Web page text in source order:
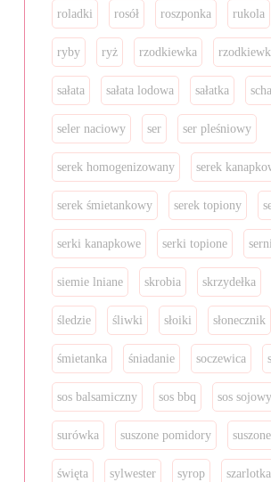
roladki rosół roszponka rukola
ryby ryż rzodkiewka
sałata sałata lodowa sałatka
seler naciowy ser ser pleśniowy
serek homogenizowany serek
serek śmietankowy serek topiony
serki kanapkowe serki topione
siemie lniane skrobia skrzydełka
śledzie śliwki słoiki słonecznik
śmietanka śniadanie soczewica
sos balsamiczny sos bbq sos sojowy
surówka suszone pomidory
święta sylwester syrop szarlotka